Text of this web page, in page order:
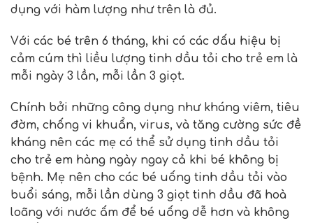
dụng với hàm lượng như trên là đủ.
Với các bé trên 6 tháng, khi có các dấu hiệu bị
cảm cúm thì liều lượng tinh dầu tỏi cho trẻ em là
mỗi ngày 3 lần, mỗi lần 3 giọt.
Chính bởi những công dụng như kháng viêm, tiêu
đờm, chống vi khuẩn, virus, và tăng cường sức đề
kháng nên các mẹ có thể sử dụng tinh dầu tỏi
cho trẻ em hàng ngày ngay cả khi bé không bị
bệnh. Mẹ nên cho các bé uống tinh dầu tỏi vào
buổi sáng, mỗi lần dùng 3 giọt tinh dầu đã hoà
loãng với nước ấm để bé uống dễ hơn và không